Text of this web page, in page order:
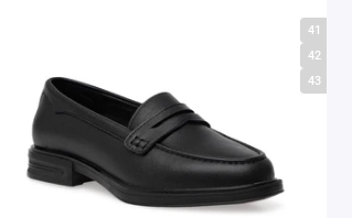
41
42
43